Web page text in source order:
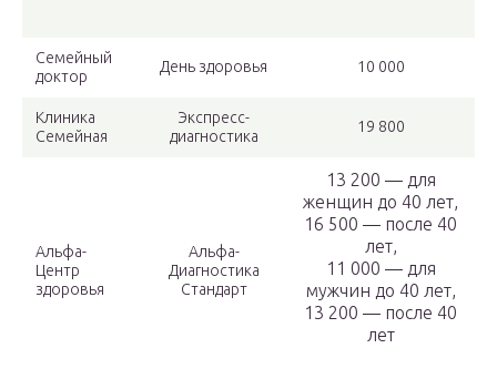
Семейный
доктор
День здоровья 10 000
Клиника
Семейная
Экспресс-
диагностика
19 800
Альфа-
Центр
здоровья
Альфа-
Диагностика
Стандарт
13 200 — для
женщин до 40 лет,
16 500 — после 40
лет,
11 000 — для
мужчин до 40 лет,
13 200 — после 40
лет